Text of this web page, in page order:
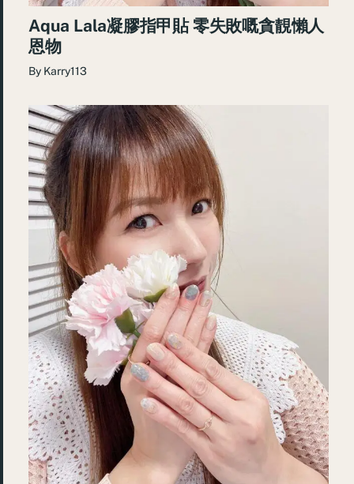
Aqua Lala凝膠指甲貼 零失敗嘅貪靚懶人
恩物
By Karry113